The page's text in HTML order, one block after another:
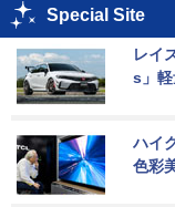
Special Site
レイ
s」
ハイ
色彩